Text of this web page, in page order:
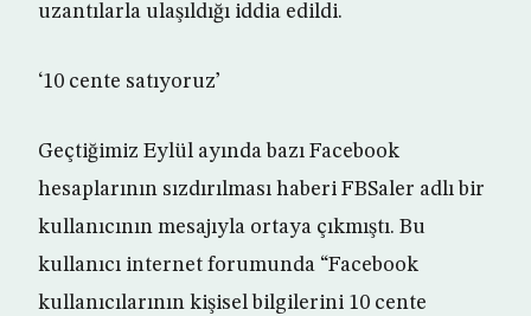
uzantılarla ulaşıldığı iddia edildi.
‘10 cente satıyoruz’
Geçtiğimiz Eylül ayında bazı Facebook
hesaplarının sızdırılması haberi FBSaler adlı bir
kullanıcının mesajıyla ortaya çıkmıştı. Bu
kullanıcı internet forumunda “Facebook
kullanıcılarının kişisel bilgilerini 10 cente